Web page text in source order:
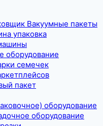
Вакуумные пакеты
упаковка
оборудование
семечек
пакет
оборудование
оборудование